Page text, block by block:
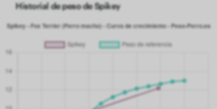
Historial de peso de Spikey